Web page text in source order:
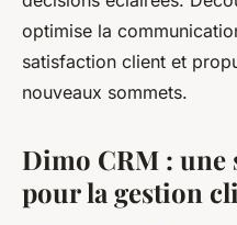
optimise la
satisfaction client et
nouveaux sommets.
Dimo CRM :
pour la gestion